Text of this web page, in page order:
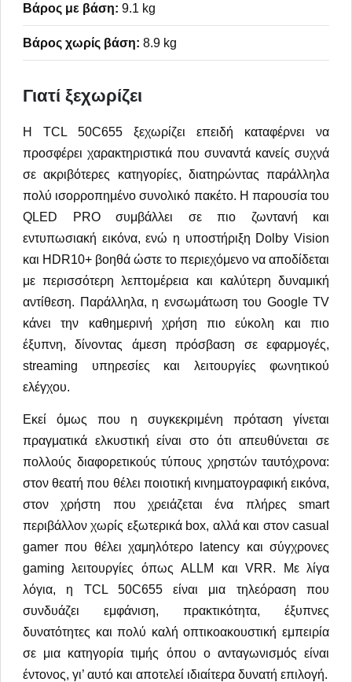
Βάρος με βάση: 9.1 kg
Βάρος χωρίς βάση: 8.9 kg
Γιατί ξεχωρίζει
Η TCL 50C655 ξεχωρίζει επειδή καταφέρνει να
προσφέρει χαρακτηριστικά που συναντά κανείς συχνά
σε ακριβότερες κατηγορίες, διατηρώντας παράλληλα
πολύ ισορροπημένο συνολικό πακέτο. Η παρουσία του
QLED PRO συμβάλλει σε πιο ζωντανή και
εντυπωσιακή εικόνα, ενώ η υποστήριξη Dolby Vision
και HDR10+ βοηθά ώστε το περιεχόμενο να αποδίδεται
με περισσότερη λεπτομέρεια και καλύτερη δυναμική
αντίθεση. Παράλληλα, η ενσωμάτωση του Google TV
κάνει την καθημερινή χρήση πιο εύκολη και πιο
έξυπνη, δίνοντας άμεση πρόσβαση σε εφαρμογές,
streaming υπηρεσίες και λειτουργίες φωνητικού
ελέγχου.
Εκεί όμως που η συγκεκριμένη πρόταση γίνεται
πραγματικά ελκυστική είναι στο ότι απευθύνεται σε
πολλούς διαφορετικούς τύπους χρηστών ταυτόχρονα:
στον θεατή που θέλει ποιοτική κινηματογραφική εικόνα,
στον χρήστη που χρειάζεται ένα πλήρες smart
περιβάλλον χωρίς εξωτερικά box, αλλά και στον casual
gamer που θέλει χαμηλότερο latency και σύγχρονες
gaming λειτουργίες όπως ALLM και VRR. Με λίγα
λόγια, η TCL 50C655 είναι μια τηλεόραση που
συνδυάζει εμφάνιση, πρακτικότητα, έξυπνες
δυνατότητες και πολύ καλή οπτικοακουστική εμπειρία
σε μια κατηγορία τιμής όπου ο ανταγωνισμός είναι
έντονος, γι’ αυτό και αποτελεί ιδιαίτερα δυνατή επιλογή.